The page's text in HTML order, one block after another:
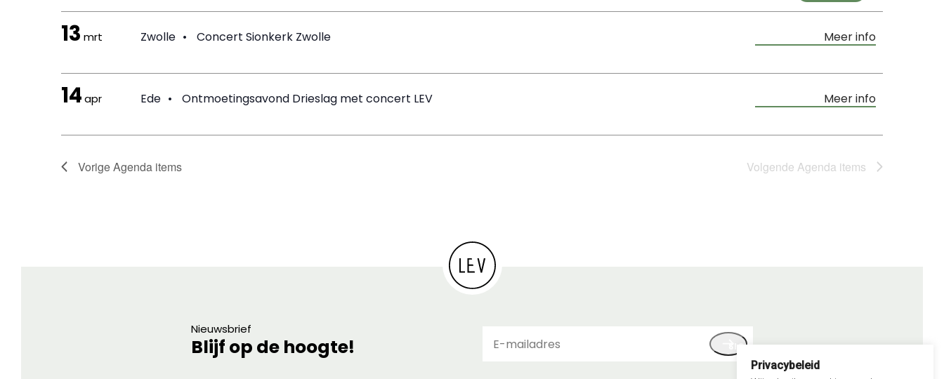
13 mrt Zwolle • Concert Sionkerk Zwolle Meer info
14apr Ede • Ontmoetingsavond Drieslag met concert LEV Meer info
VorigeAgenda items Volgende Agenda items
Nieuwsbrief
Blijf op de hoogte! SIGN UP
Privacybeleid